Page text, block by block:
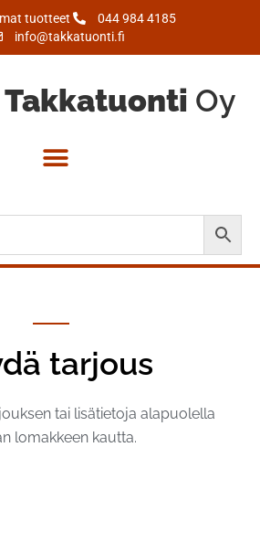
tuotteet
044 984 4185
info@takkatuonti.fi
Takkatuonti Oy
tarjous
tai lisätietoja alapuolella
lomakkeen kautta.